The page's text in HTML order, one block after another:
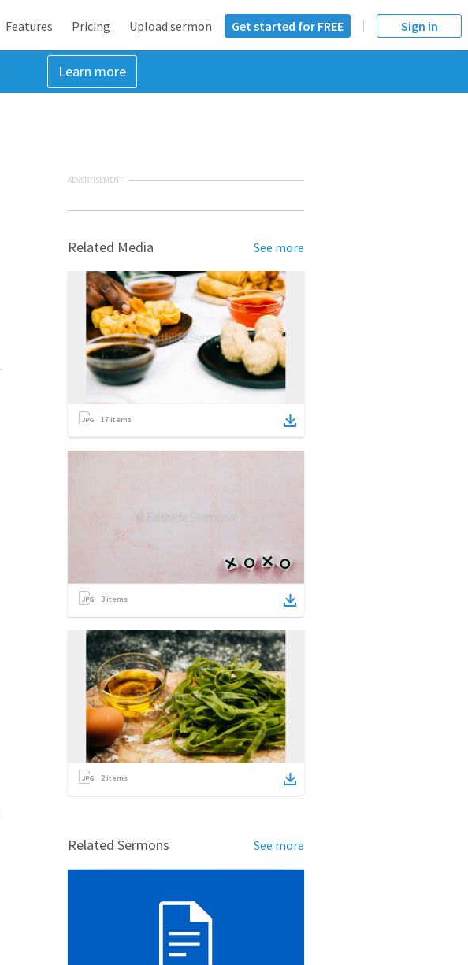
Features Pricing Upload sermon Get started for FREE Sign in
Learn more
ADVERTISEMENT
Related Media See more
17 items
3 items
2items
Related Sermons See more